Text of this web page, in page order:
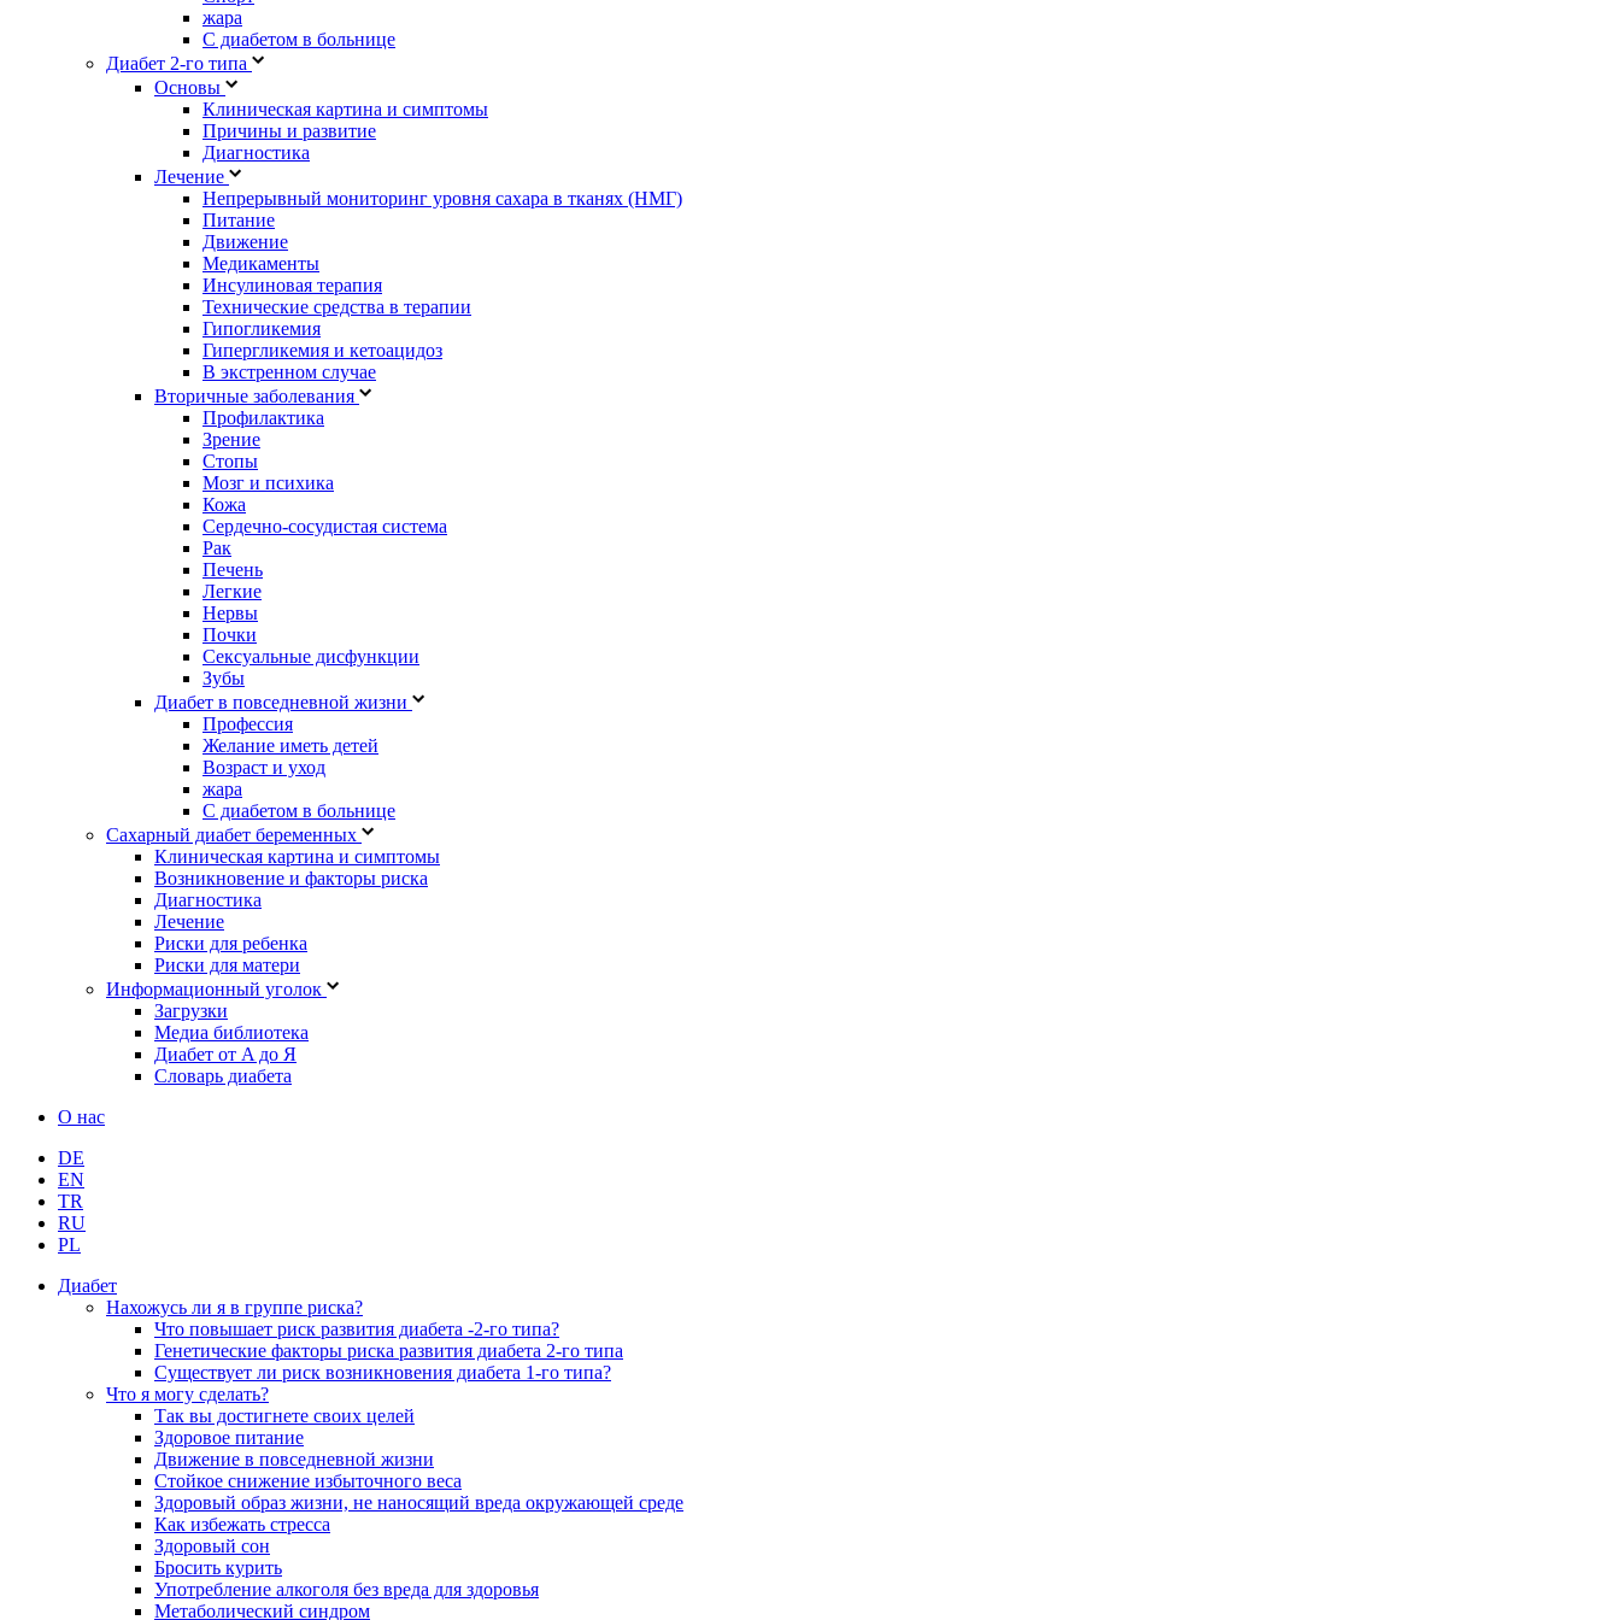
жара
С диабетом в больнице
Диабет 2-го типа
Основы
Клиническая картина и симптомы
Причины и развитие
Диагностика
Лечение
Непрерывный мониторинг уровня сахара в тканях (НМГ)
Питание
Движение
Медикаменты
Инсулиновая терапия
Технические средства в терапии
Гипогликемия
Гипергликемия и кетоацидоз
В экстренном случае
Вторичные заболевания
Профилактика
Зрение
Стопы
Мозг и психика
Кожа
Сердечно-сосудистая система
Рак
Печень
Легкие
Нервы
Почки
Сексуальные дисфункции
Зубы
Диабет в повседневной жизни
Профессия
Желание иметь детей
Возраст и уход
жара
С диабетом в больнице
Сахарный диабет беременных
Клиническая картина и симптомы
Возникновение и факторы риска
Диагностика
Лечение
Риски для ребенка
Риски для матери
Информационный уголок
Загрузки
Медиа библиотека
Диабет от A до Я
Словарь диабета
О нас
DE
EN
TR
RU
PL
Диабет
Нахожусь ли я в группе риска?
Что повышает риск развития диабета -2-го типа?
Генетические факторы риска развития диабета 2-го типа
Существует ли риск возникновения диабета 1-го типа?
Что я могу сделать?
Так вы достигнете своих целей
Здоровое питание
Движение в повседневной жизни
Стойкое снижение избыточного веса
Здоровый образ жизни, не наносящий вреда окружающей среде
Как избежать стресса
Здоровый сон
Бросить курить
Употребление алкоголя без вреда для здоровья
Метаболический синдром